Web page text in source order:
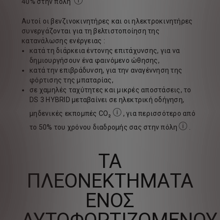
Αυτοί οι βενζινοκινητήρες και οι ηλεκτροκινητήρες
συνεργάζονται για τη βελτιστοποίηση της
κατανάλωσης ενέργειας :
κατά τη διάρκεια έντονης επιτάχυνσης, για να
δημιουργήσουν ένα φαινόμενο ώθησης,
κατά την επιβράδυνση, για την αναγέννηση της
φόρτισης της μπαταρίας,
σε χαμηλές ταχύτητες και μικρές αποστάσεις, το
DS 3 HYBRID μεταβαίνει σε ηλεκτρική οδήγηση,
μηδενικές εκπομπές CO₂
στη φάση της κίνησης.
, για περισσότερο από
το 50% του χρόνου διαδρομής σας στην πόλη
ΤΑ
ΠΛΕΟΝΕΚΤΉΜΑΤΑ
ΕΝΌΣ